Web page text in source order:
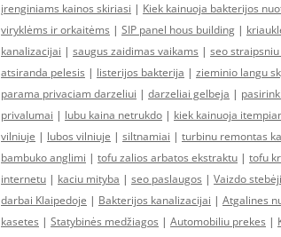
įrenginiams kainos skiriasi | Kiek kainuoja bakterijos
viryklėms ir orkaitėms | SIP panel hous building |
kanalizacijai | saugus zaidimas vaikams | seo
atsiranda pelesis | listerijos bakterija | zieminio langu
parama privaciam darzeliui | darzeliai gelbeja |
privalumai | lubu kaina netrukdo | kiek kainuoja
vilniuje | lubos vilniuje | siltnamiai | turbinu remontas
bambuko anglimi | tofu zalios arbatos ekstraktu | tofu
internetu | kaciu mityba | seo paslaugos | Vaizdo
darbai Klaipedoje | Bakterijos kanalizacijai | Atgalines
kasetes | Statybinės medžiagos | Automobiliu prekes |